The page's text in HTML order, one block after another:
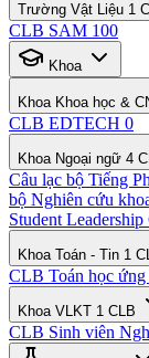
Trường Vật Liệu 1
CLB SAM 100
Khoa
Khoa Khoa học &
CLB EDTECH 0
Khoa Ngoại ngữ 4
Câu lạc bộ Tiếng
bộ Nghiên cứu
Student
Khoa Toán - Tin 1
CLB Toán học
Khoa VLKT 1 CLB
CLB Sinh viên